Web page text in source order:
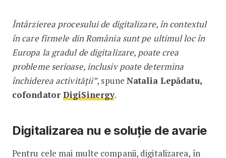
Întârzierea procesului de digitalizare, în contextul
în care firmele din România sunt pe ultimul loc în
Europa la gradul de digitalizare, poate crea
probleme serioase, inclusiv poate determina
închiderea activității”, spuneNatalia Lepădatu,
cofondatorDigiSinergy.
Digitalizarea nu e soluție de avarie
Pentru cele mai multe companii, digitalizarea, în